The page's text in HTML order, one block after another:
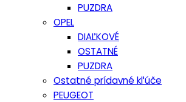
PUZDRA
OPEL
DIAĽKOVÉ
OSTATNÉ
PUZDRA
Ostatné prídavné kľúče
PEUGEOT